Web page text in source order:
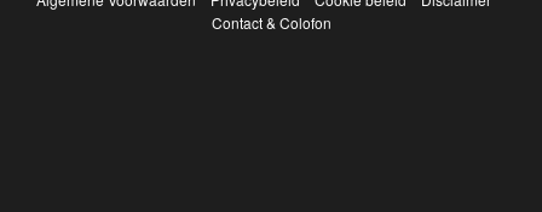
Contact & Colofon